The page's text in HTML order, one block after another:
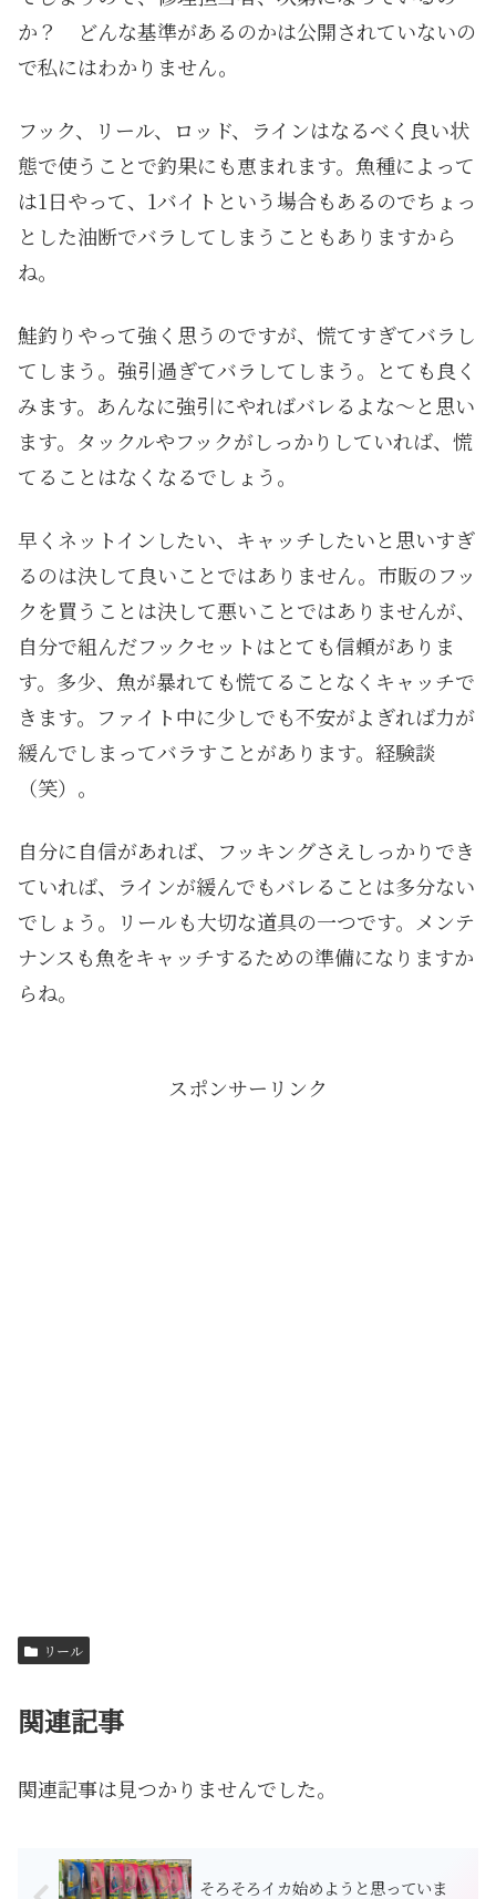
か？ どんな基準があるのかは公開されていないの
で私にはわかりません。
フック、リール、ロッド、ラインはなるべく良い状
態で使うことで釣果にも恵まれます。魚種によって
は1日やって、1バイトという場合もあるのでちょっ
とした油断でバラしてしまうこともありますから
ね。
鮭釣りやって強く思うのですが、慌てすぎてバラし
てしまう。強引過ぎてバラしてしまう。とても良く
みます。あんなに強引にやればバレるよな〜と思い
ます。タックルやフックがしっかりしていれば、慌
てることはなくなるでしょう。
早くネットインしたい、キャッチしたいと思いすぎ
るのは決して良いことではありません。市販のフッ
クを買うことは決して悪いことではありませんが、
自分で組んだフックセットはとても信頼がありま
す。多少、魚が暴れても慌てることなくキャッチで
きます。ファイト中に少しでも不安がよぎれば力が
緩んでしまってバラすことがあります。経験談
（笑）。
自分に自信があれば、フッキングさえしっかりでき
ていれば、ラインが緩んでもバレることは多分ない
でしょう。リールも大切な道具の一つです。メンテ
ナンスも魚をキャッチするための準備になりますか
らね。
スポンサーリンク
リール
関連記事
関連記事は見つかりませんでした。
そろそろイカ始めようと思っていま